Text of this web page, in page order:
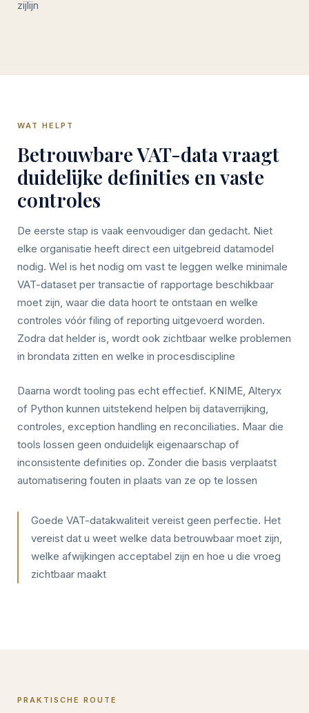
zijlijn
WAT HELPT
Betrouwbare VAT-data vraagt
duidelijke definities en vaste
controles
De eerste stap is vaak eenvoudiger dan gedacht. Niet
elke organisatie heeft direct een uitgebreid datamodel
nodig. Wel is het nodig om vast te leggen welke minimale
VAT-dataset per transactie of rapportage beschikbaar
moet zijn, waar die data hoort te ontstaan en welke
controles vóór filing of reporting uitgevoerd worden.
Zodra dat helder is, wordt ook zichtbaar welke problemen
in brondata zitten en welke in procesdiscipline
Daarna wordt tooling pas echt effectief. KNIME, Alteryx
of Python kunnen uitstekend helpen bij dataverrijking,
controles, exception handling en reconciliaties. Maar die
tools lossen geen onduidelijk eigenaarschap of
inconsistente definities op. Zonder die basis verplaatst
automatisering fouten in plaats van ze op te lossen
Goede VAT-datakwaliteit vereist geen perfectie. Het
vereist dat u weet welke data betrouwbaar moet zijn,
welke afwijkingen acceptabel zijn en hoe u die vroeg
zichtbaar maakt
PRAKTISCHE ROUTE